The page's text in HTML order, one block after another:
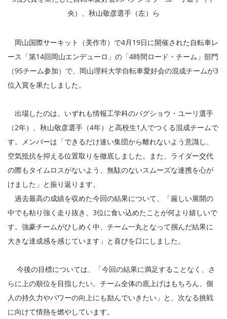
央）、秋山敬彦選手（左）ら
岡山国際サーキット（美作市）で4月19日に開催された自転車レ
ース「第14回岡山エンデューロ」の「4時間ロード・チーム」部門
（95チーム参加）で、岡山理科大学自転車愛好会の混成チームが3
位入賞を果たしました。
出場したのは、いずれも情報工学科のバグショウ・ユーリ選手
（2年）、秋山敬彦選手（4年）と高校生1人でつくる混成チームで
す。メンバーは「できるだけ速い集団から離れないよう意識し、
空気抵抗を抑える位置取りを徹底しました。また、ライダー交代
の際もタイムロスがないよう、無駄のないスムーズな連携を心が
けました」と振り返ります。
過去最高の成績を収めた今回の結果について、「厳しい展開の
中でも粘り強く走り抜き、3位に食い込めたことが何より嬉しいで
す。強豪チームがひしめく中、チーム一丸となって掴んだ結果に
大きな達成感を感じています」と喜びを口にしました。
今後の目標については、「今回の結果に満足することなく、さ
らに上の順位を目指したい。チーム全体の底上げはもちろん、個
人の持久力やパワーの向上にも励んでいきたい」と、次なる挑戦
に向けて情熱を燃やしています。